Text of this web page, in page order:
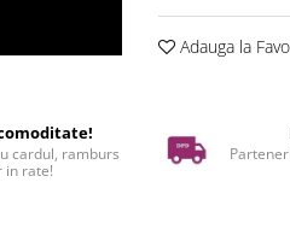
Adauga la
cardul, ramburs
in rate!